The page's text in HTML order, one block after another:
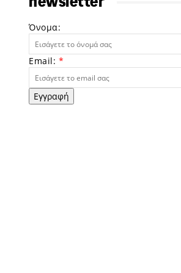
Όνομα:
Email: *
Εγγραφή